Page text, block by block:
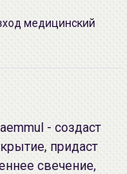
медицинский
- создаст
придаст
свечение,